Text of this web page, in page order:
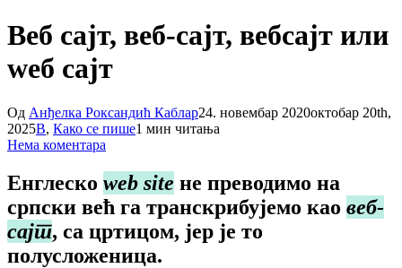
Веб сајт, веб-сајт, вебсајт или
wеб сајт
Од Анђелка Роксандић Каблар24. новембар 2020октобар 20th,
2025В, Како се пише1 мин читања
Нема коментара
Енглеско web site не преводимо на
српски већ га транскрибујемо као веб-
сајт, са цртицом, јер је то
полусложеница.